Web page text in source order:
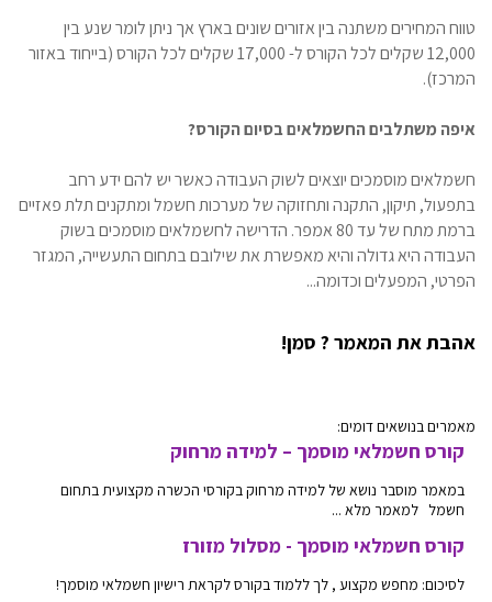
טווח המחירים משתנה בין אזורים שונים בארץ אך ניתן לומר שנע בין
12,000 שקלים לכל הקורס ל- 17,000 שקלים לכל הקורס (בייחוד באזור
המרכז).
איפה משתלבים החשמלאים בסיום הקורס?
חשמלאים מוסמכים יוצאים לשוק העבודה כאשר יש להם ידע רחב
בתפעול, תיקון, התקנה ותחזוקה של מערכות חשמל ומתקנים תלת פאזיים
ברמת מתח של עד 80 אמפר. הדרישה לחשמלאים מוסמכים בשוק
העבודה היא גדולה והיא מאפשרת את שילובם בתחום התעשייה, המגזר
הפרטי, המפעלים וכדומה...
אהבת את המאמר ? סמן!
מאמרים בנושאים דומים:
קורס חשמלאי מוסמך – למידה מרחוק
במאמר מוסבר נושא של למידה מרחוק בקורסי הכשרה מקצועית בתחום
חשמל למאמר מלא ...
קורס חשמלאי מוסמך - מסלול מזורז
לסיכום: מחפש מקצוע , לך ללמוד בקורס לקראת רישיון חשמלאי מוסמך!